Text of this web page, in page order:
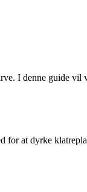
I denne guide vil
for at dyrke